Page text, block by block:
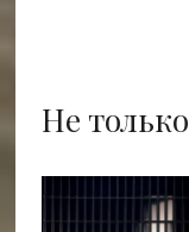
Не